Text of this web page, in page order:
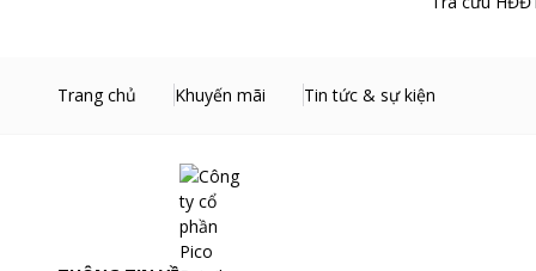
Trang chủ Khuyến mãi Tin tức & sự kiện